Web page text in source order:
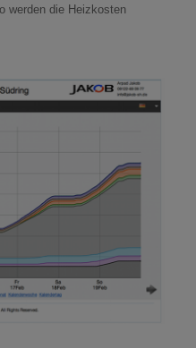
werden die Heizkosten